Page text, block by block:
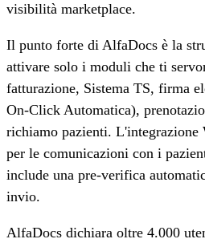
visibilità marketplace.
Il punto forte di AlfaDocs è la
attivare solo i moduli che ti
fatturazione, Sistema TS, firma
On-Click Automatica),
richiamo pazienti. L'integrazione
per le comunicazioni con i
include una pre-verifica
invio.
AlfaDocs dichiara oltre 4.000